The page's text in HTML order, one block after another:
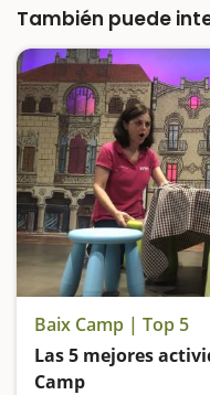
El
También puede
Baix Camp | Top 5
Las 5 mejores
Camp